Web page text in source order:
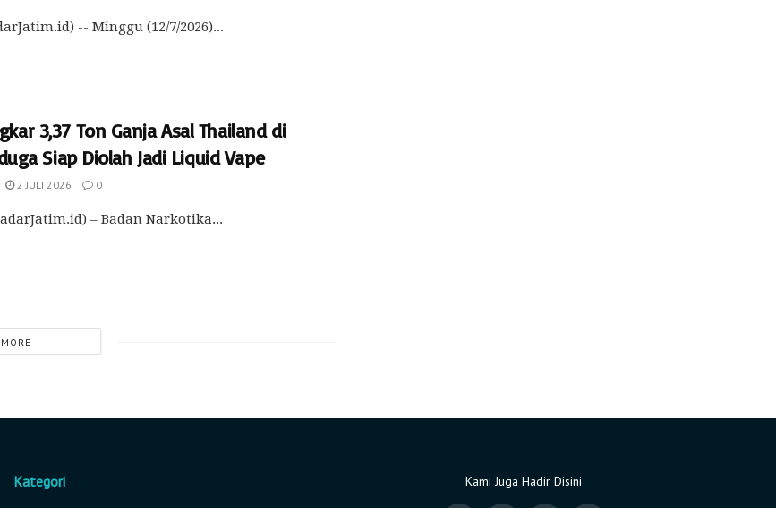
-- Minggu (12/7/2026)...
3,37 Ton Ganja Asal Thailand di
Siap Diolah Jadi Liquid Vape
2 JULI 2026 0
– Badan Narkotika...
Kategori Kami Juga Hadir Disini